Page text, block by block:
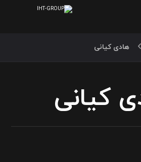
هادی کیانی
کیانی